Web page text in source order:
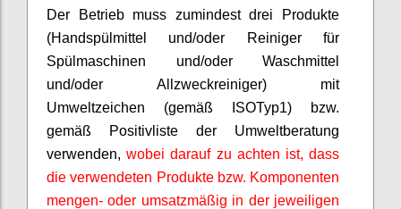
Der Betrieb muss zumindest drei Produkte
(Handspülmittel und/oder Reiniger für
Spülmaschinen und/oder Waschmittel
und/oder Allzweckreiniger) mit
Umweltzeichen (gemäß ISOTyp1) bzw.
gemäß Positivliste der Umweltberatung
verwenden,wobei darauf zu achten ist, dass
die verwendeten Produkte bzw. Komponenten
mengen- oder umsatzmäßig in der jeweiligen